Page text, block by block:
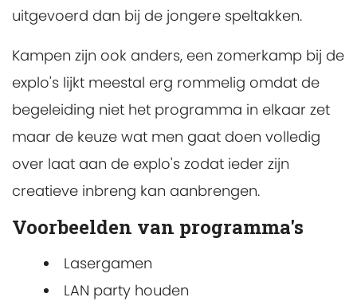
uitgevoerd dan bij de jongere speltakken.
Kampen zijn ook anders, een zomerkamp bij de
explo's lijkt meestal erg rommelig omdat de
begeleiding niet het programma in elkaar zet
maar de keuze wat men gaat doen volledig
over laat aan de explo's zodat ieder zijn
creatieve inbreng kan aanbrengen.
Voorbeelden van programma's
Lasergamen
LAN party houden